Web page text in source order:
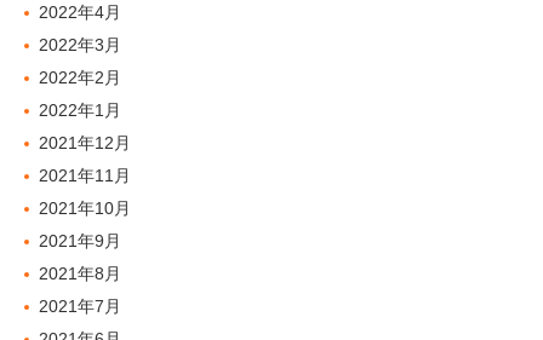
2022年4月
2022年3月
2022年2月
2022年1月
2021年12月
2021年11月
2021年10月
2021年9月
2021年8月
2021年7月